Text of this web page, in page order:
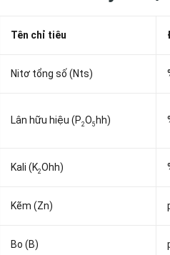
Tên chỉ tiêu
Nitơ tổng số (Nts)
Lân hữu hiệu (P2O5 hh)
Kali (K2Ohh)
Kẽm (Zn)
Bo (B)